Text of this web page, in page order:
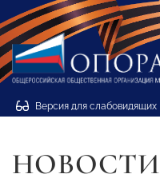
Версия для слабовидящих
НОВОСТИ